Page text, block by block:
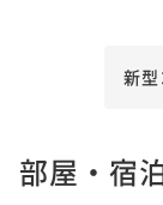
新
部屋・宿